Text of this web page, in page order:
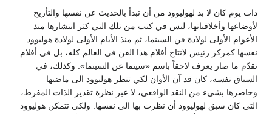
ذات يوم كان لا بد لهوليوود من أن تبدأ بالحديث عن نفسها والتأريخ
لأوضاعها وأخلاقياتها، ليس في كتب من تلك التي كثر انتشارها منذ
الأعوام الأولى لولادة فن السينما، ثم منذ الأيام الأولى لولادة هوليوود
نفسها كمركز رئيس لانتاج أفلام هذا الفن في العالم كله، بل في أفلام
تقدّم ما صار يعرف لاحقاً باسم «سينما عن السينما». وكذلك، في
السياق نفسه، كان قد آن الأوان لكي تنظر هوليوود الى ماضيها
وحاضرها بشيء من النقد الواقعي، لا عبر نظرة تقدير الذات المفرط،
التي كان سبق لهوليوود أن نظرت بها الى نفسها. ولكي تتمكن هوليوود